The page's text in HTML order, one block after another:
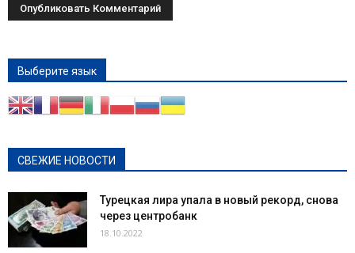
Выберите язык
СВЕЖИЕ НОВОСТИ
Турецкая лира упала в новый рекорд, снова
через центробанк
18.10.2022